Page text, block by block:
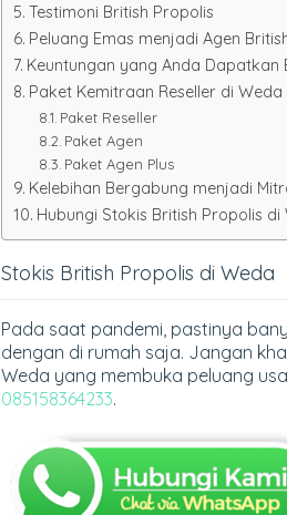
Testimoni British Propolis
Peluang Emas menjadi Agen
Keuntungan yang Anda Dapatkan
Paket Kemitraan Reseller di Weda
Paket Reseller
Paket Agen
Paket Agen Plus
Kelebihan Bergabung menjadi
Hubungi Stokis British Propolis di
Stokis British Propolis di Weda
Pada saat pandemi, pastinya
dengan di rumah saja. Jangan
Weda yang membuka peluang
085158364233.